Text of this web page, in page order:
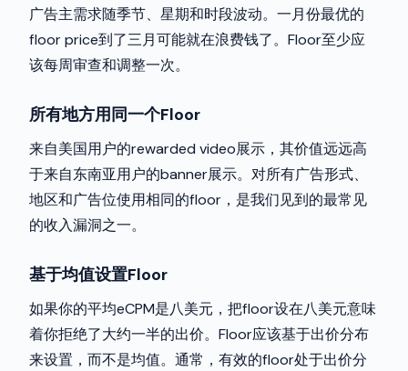
广告主需求随季节、星期和时段波动。一月份最优的
floor price到了三月可能就在浪费钱了。Floor至少应
该每周审查和调整一次。
所有地方用同一个Floor
来自美国用户的rewarded video展示，其价值远远高
于来自东南亚用户的banner展示。对所有广告形式、
地区和广告位使用相同的floor，是我们见到的最常见
的收入漏洞之一。
基于均值设置Floor
如果你的平均eCPM是八美元，把floor设在八美元意味
着你拒绝了大约一半的出价。Floor应该基于出价分布
来设置，而不是均值。通常，有效的floor处于出价分